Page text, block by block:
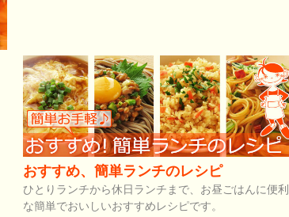
おすすめ、簡単ランチのレシピ
ひとりランチから休日ランチまで、お昼ごはんに便利
な簡単でおいしいおすすめレシピです。